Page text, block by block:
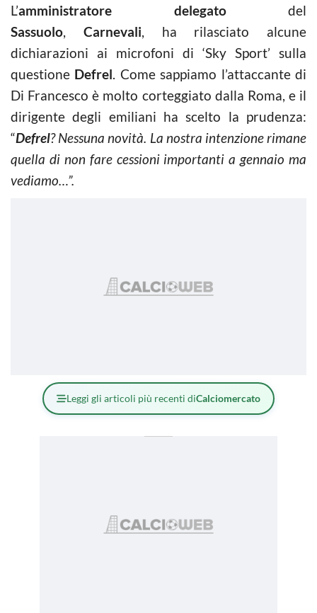
L’amministratore delegatodel
Sassuolo, Carnevali, ha rilasciato alcune
dichiarazioni ai microfoni di ‘Sky Sport’ sulla
questione Defrel. Come sappiamo l’attaccante di
Di Francesco è molto corteggiato dalla Roma, e il
dirigente degli emiliani ha scelto la prudenza:
“Defrel? Nessuna novità. La nostra intenzione rimane
quella di non fare cessioni importanti a gennaio ma
vediamo…”.
Leggi gli articoli più recenti diCalciomercato